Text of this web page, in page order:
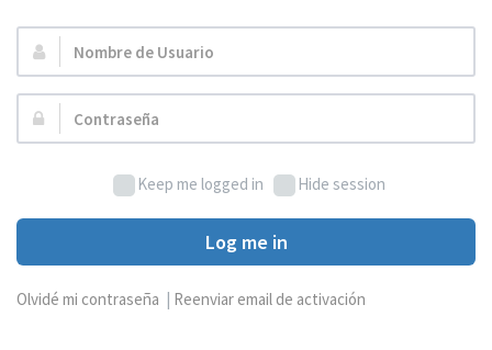
Nombre
de
Usuario:
Contraseña:
Keep me logged in Hide session
Log me in
Olvidé mi contraseña Reenviar email de activación